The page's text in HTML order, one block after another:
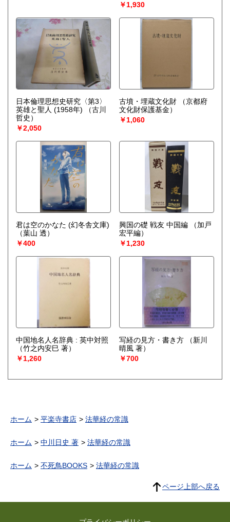
￥1,930
日本倫理思想史研究〈第3〉
英雄と聖人 (1958年)
（古川
哲史）
￥2,050
古墳・埋蔵文化財
（京都府
文化財保護基金）
￥1,060
君は空のかなた (幻冬舎文庫)
（葉山 透）
￥400
興国の礎 戦友 中国編
（加戸
宏平編）
￥1,230
中国地名人名辞典 : 英中対照
（竹之内安巳 著）
￥1,260
写経の見方・書き方
（新川
晴風 著）
￥700
ホーム 平楽寺書店 法華経の常識
ホーム 中川日史 著 法華経の常識
ホーム 不死鳥BOOKS 法華経の常識
ページ上部へ戻る